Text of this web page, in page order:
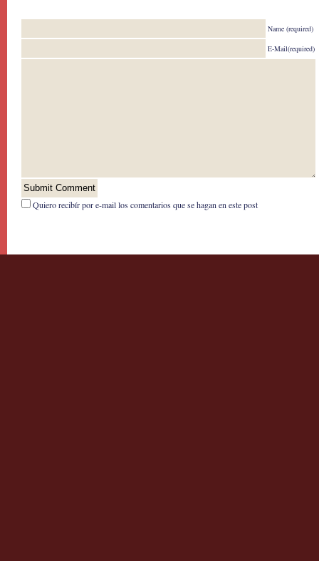
Name (required)
E-Mail(required)
Quiero recibír por e-mail los comentarios que se hagan en este post